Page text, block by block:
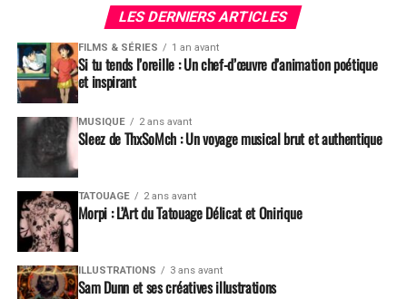
LES DERNIERS ARTICLES
FILMS & SÉRIES 1 an avant
Si tu tends l’oreille : Un chef-d’œuvre d’animation poétique
et inspirant
MUSIQUE 2 ans avant
Sleez de ThxSoMch : Un voyage musical brut et authentique
TATOUAGE 2 ans avant
Morpi : L’Art du Tatouage Délicat et Onirique
ILLUSTRATIONS 3 ans avant
Sam Dunn et ses créatives illustrations